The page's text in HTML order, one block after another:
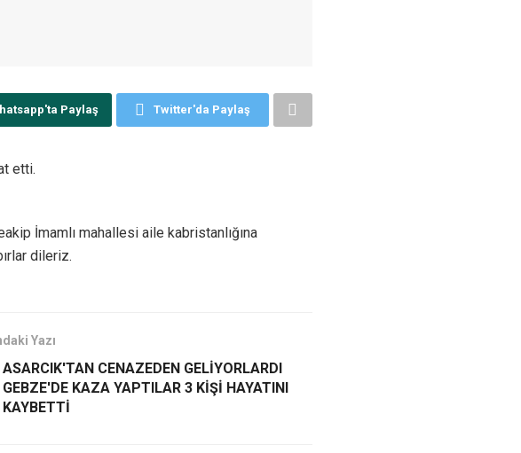
Paylaş Twitter'da Paylaş
etti.
İmamlı mahallesi aile kabristanlığına
dileriz.
Yazı
ASARCIK'TAN CENAZEDEN GELİYORLARDI
GEBZE'DE KAZA YAPTILAR 3 KİŞİ HAYATINI
KAYBETTİ